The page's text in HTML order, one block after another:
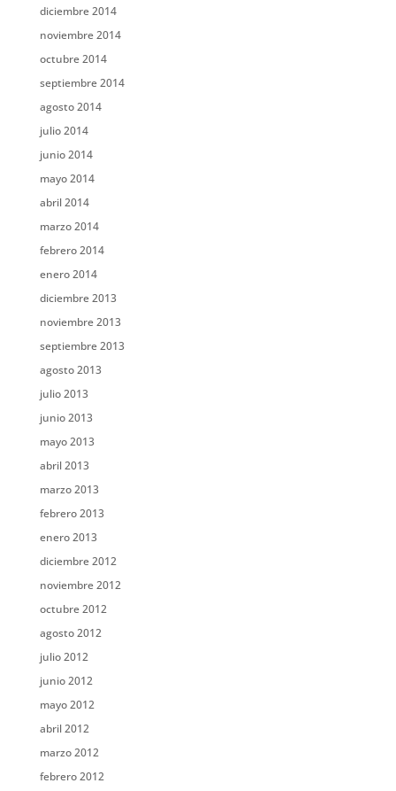
diciembre 2014
noviembre 2014
octubre 2014
septiembre 2014
agosto 2014
julio 2014
junio 2014
mayo 2014
abril 2014
marzo 2014
febrero 2014
enero 2014
diciembre 2013
noviembre 2013
septiembre 2013
agosto 2013
julio 2013
junio 2013
mayo 2013
abril 2013
marzo 2013
febrero 2013
enero 2013
diciembre 2012
noviembre 2012
octubre 2012
agosto 2012
julio 2012
junio 2012
mayo 2012
abril 2012
marzo 2012
febrero 2012